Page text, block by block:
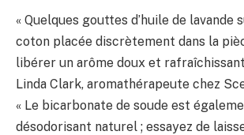
« Quelques gouttes d’huile de lavande
coton placée discrètement dans la
libérer un arôme doux et
Linda Clark, aromathérapeute chez
« Le bicarbonate de soude est
désodorisant naturel ; essayez de